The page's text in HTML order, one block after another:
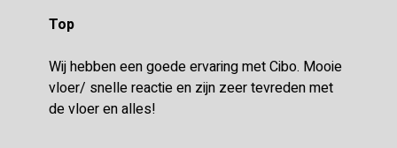
Top
Wij hebben een goede ervaring met Cibo. Mooie
vloer/ snelle reactie en zijn zeer tevreden met
de vloer en alles!